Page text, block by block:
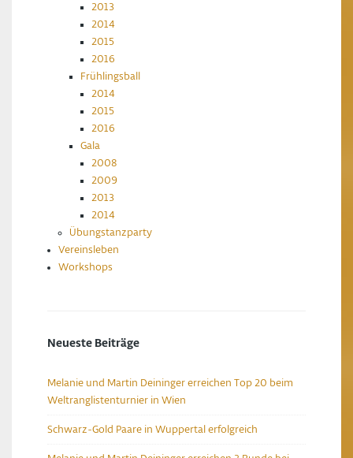
2013
2014
2015
2016
Frühlingsball
2014
2015
2016
Gala
2008
2009
2013
2014
Übungstanzparty
Vereinsleben
Workshops
Neueste Beiträge
Melanie und Martin Deininger erreichen Top 20 beim
Weltranglistenturnier in Wien
Schwarz-Gold Paare in Wuppertal erfolgreich